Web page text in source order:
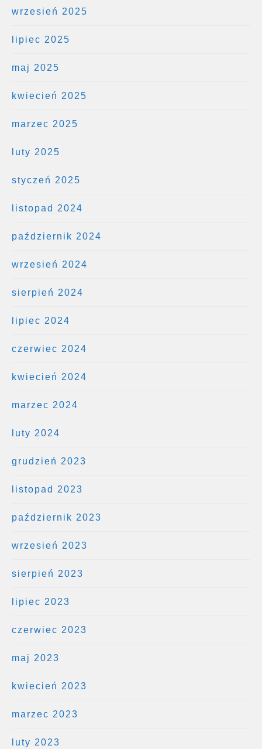
wrzesień 2025
lipiec 2025
maj 2025
kwiecień 2025
marzec 2025
luty 2025
styczeń 2025
listopad 2024
październik 2024
wrzesień 2024
sierpień 2024
lipiec 2024
czerwiec 2024
kwiecień 2024
marzec 2024
luty 2024
grudzień 2023
listopad 2023
październik 2023
wrzesień 2023
sierpień 2023
lipiec 2023
czerwiec 2023
maj 2023
kwiecień 2023
marzec 2023
luty 2023